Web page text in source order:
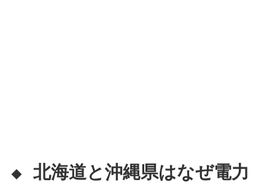
◆ 北海道と沖縄県はなぜ電力